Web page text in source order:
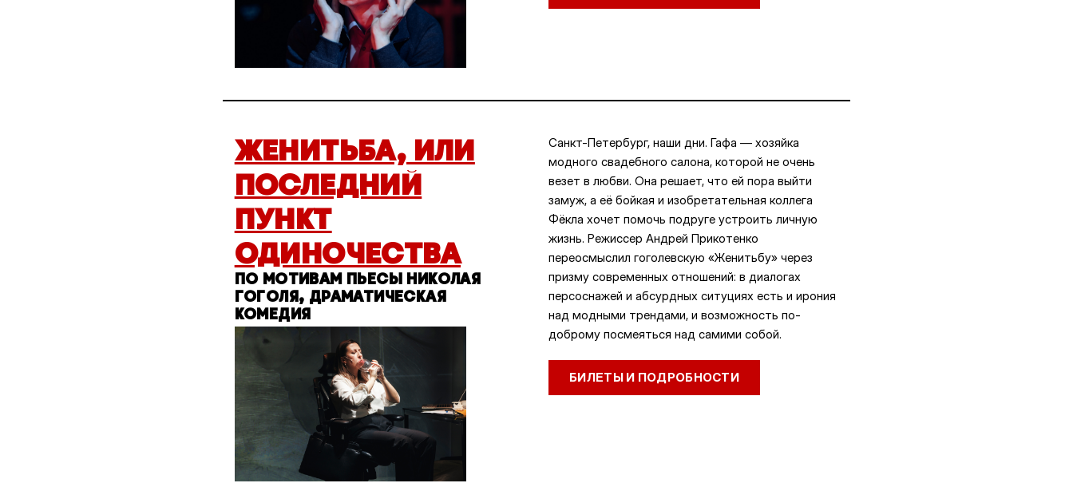
ЖЕНИТЬБА, ИЛИ
ПОСЛЕДНИЙ
ПУНКТ
ОДИНОЧЕСТВА
ПО МОТИВАМ ПЬЕСЫ НИКОЛАЯ
ГОГОЛЯ, ДРАМАТИЧЕСКАЯ
КОМЕДИЯ
Санкт-Петербург, наши дни. Гафа — хозяйка
модного свадебного салона, которой не очень
везет в любви. Она решает, что ей пора выйти
замуж, а её бойкая и изобретательная коллега
Фёкла хочет помочь подруге устроить личную
жизнь. Режиссер Андрей Прикотенко
переосмыслил гоголевскую «Женитьбу» через
призму современных отношений: в диалогах
персоснажей и абсурдных ситуциях есть и ирония
над модными трендами, и возможность по-
доброму посмеяться над самими собой.
БИЛЕТЫ И ПОДРОБНОСТИ